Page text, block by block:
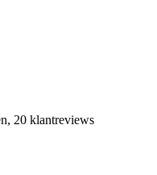
20 klantreviews